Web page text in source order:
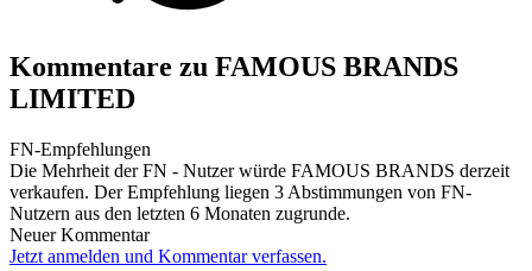
Kommentare zu FAMOUS BRANDS
LIMITED
FN-Empfehlungen
Die Mehrheit der FN - Nutzer würde FAMOUS BRANDS derzeit
verkaufen. Der Empfehlung liegen 3 Abstimmungen von FN-
Nutzern aus den letzten 6 Monaten zugrunde.
Neuer Kommentar
Jetzt anmelden und Kommentar verfassen.